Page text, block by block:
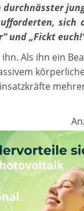
sich
und „Fickt
Als ihn ein